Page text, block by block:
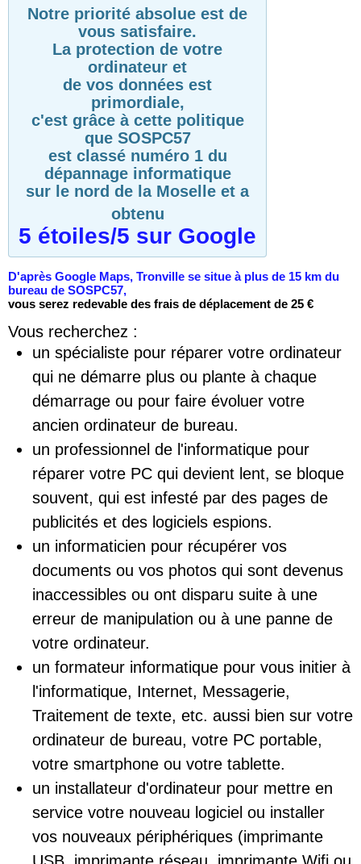
Notre priorité absolue est de
vous satisfaire.
La protection de votre
ordinateur et
de vos données est
primordiale,
c'est grâce à cette politique
que SOSPC57
est classé numéro 1 du
dépannage informatique
sur le nord de la Moselle et a
obtenu
5 étoiles/5 sur Google
D'après Google Maps, Tronville se situe à plus de 15 km du
bureau de SOSPC57,
vous serez redevable des frais de déplacement de 25 €
Vous recherchez :
un spécialiste pour réparer votre ordinateur
qui ne démarre plus ou plante à chaque
démarrage ou pour faire évoluer votre
ancien ordinateur de bureau.
un professionnel de l'informatique pour
réparer votre PC qui devient lent, se bloque
souvent, qui est infesté par des pages de
publicités et des logiciels espions.
un informaticien pour récupérer vos
documents ou vos photos qui sont devenus
inaccessibles ou ont disparu suite à une
erreur de manipulation ou à une panne de
votre ordinateur.
un formateur informatique pour vous initier à
l'informatique, Internet, Messagerie,
Traitement de texte, etc. aussi bien sur votre
ordinateur de bureau, votre PC portable,
votre smartphone ou votre tablette.
un installateur d'ordinateur pour mettre en
service votre nouveau logiciel ou installer
vos nouveaux périphériques (imprimante